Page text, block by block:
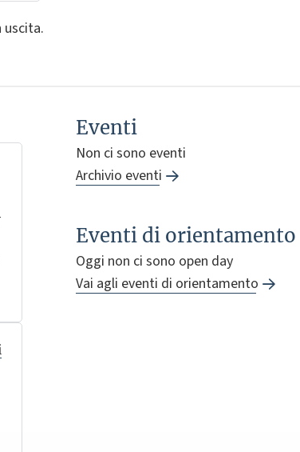
uscita.
Eventi
Non ci sono eventi
Archivio eventi
Eventi di orientamento
Oggi non ci sono open day
Vai agli eventi di orientamento